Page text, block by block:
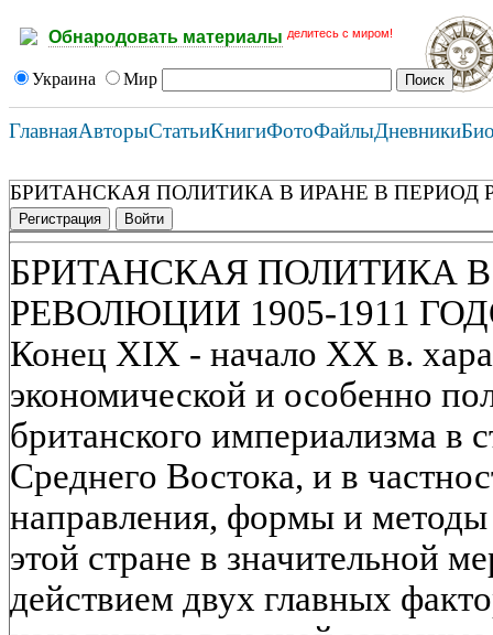
Обнародовать материалы делитесь с миром!
Украина Мир
ГлавнаяАвторыСтатьиКнигиФотоФайлыДневники
БРИТАНСКАЯ ПОЛИТИКА В ИРАНЕ В ПЕРИОД
Регистрация Войти
БРИТАНСКАЯ ПОЛИТИКА
РЕВОЛЮЦИИ 1905-1911
Конец XIX - начало XX в.
экономической и особенно
британского империализма в
Среднего Востока, и в
направления, формы и
этой стране в значительной
действием двух главных